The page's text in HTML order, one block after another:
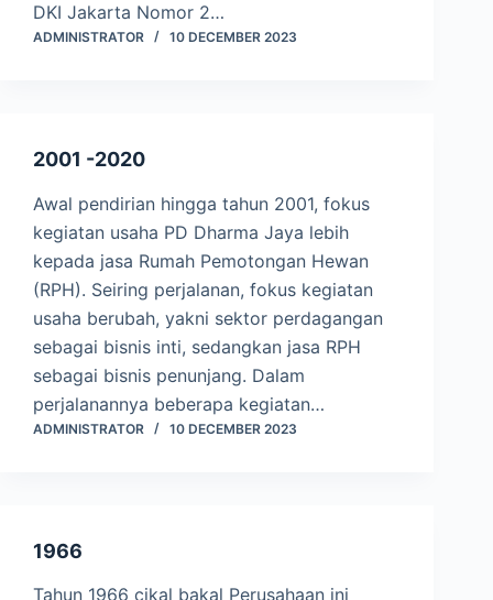
DKI Jakarta Nomor 2…
ADMINISTRATOR 10 DECEMBER 2023
2001 -2020
Awal pendirian hingga tahun 2001, fokus
kegiatan usaha PD Dharma Jaya lebih
kepada jasa Rumah Pemotongan Hewan
(RPH). Seiring perjalanan, fokus kegiatan
usaha berubah, yakni sektor perdagangan
sebagai bisnis inti, sedangkan jasa RPH
sebagai bisnis penunjang. Dalam
perjalanannya beberapa kegiatan…
ADMINISTRATOR 10 DECEMBER 2023
1966
Tahun 1966 cikal bakal Perusahaan ini